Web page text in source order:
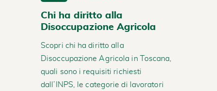
Chi ha diritto alla
Disoccupazione Agricola
Scopri chi ha diritto alla
Disoccupazione Agricola in Toscana,
quali sono i requisiti richiesti
dall’INPS, le categorie di lavoratori